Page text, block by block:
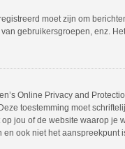
moet zijn om
gebruikersgroepen, enz.
Online Privacy and
toestemming moet
jou of de website waarop
ook niet het